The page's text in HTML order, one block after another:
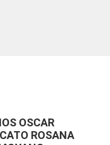
OSCAR
ROSANA